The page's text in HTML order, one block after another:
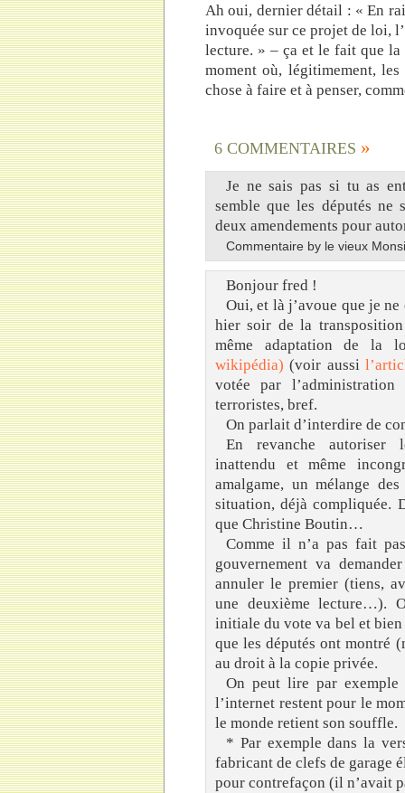
Ah oui, dernier détail : « En
invoquée sur ce projet de loi,
lecture. » – ça et le fait que
moment où, légitimement,
chose à faire et à penser,
6 COMMENTAIRES »
Je ne sais pas si tu as
semble que les députés
deux amendements pour
Commentaire by le vieux
Bonjour fred !
Oui, et là j’avoue que je
hier soir de la
même adaptation de la
wikipédia) (voir aussi
votée par
terroristes, bref.
On parlait d’interdire de
En revanche autoriser
inattendu et même
amalgame, un mélange
situation, déjà compliquée.
que Christine Boutin…
Comme il n’a pas fait
gouvernement va
annuler le premier (tiens,
une deuxième lecture…).
initiale du vote va bel et bien
que les députés ont montré
au droit à la copie privée.
On peut lire par
l’internet restent pour le
le monde retient son souffle.
* Par exemple dans la
fabricant de clefs de garage
pour contrefaçon (il n’avait